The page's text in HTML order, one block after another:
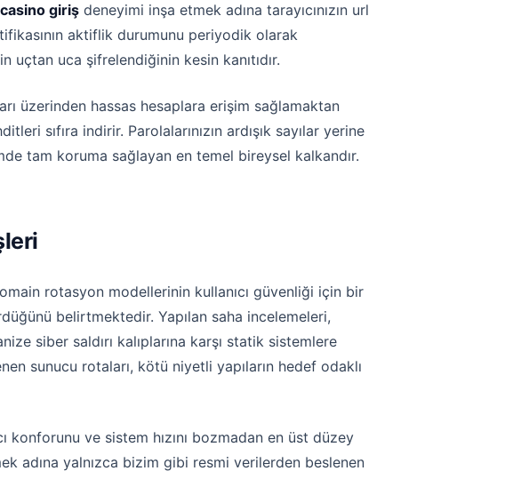
giriş deneyimi inşa etmek adına tarayıcınızın url
aktiflik durumunu periyodik olarak
uçtan uca şifrelendiğinin kesin kanıtıdır.
üzerinden hassas hesaplara erişim sağlamaktan
sıfıra indirir. Parolalarınızın ardışık sayılar yerine
tam koruma sağlayan en temel bireysel kalkandır.
rotasyon modellerinin kullanıcı güvenliği için bir
belirtmektedir. Yapılan saha incelemeleri,
siber saldırı kalıplarına karşı statik sistemlere
sunucu rotaları, kötü niyetli yapıların hedef odaklı
konforunu ve sistem hızını bozmadan en üst düzey
adına yalnızca bizim gibi resmi verilerden beslenen